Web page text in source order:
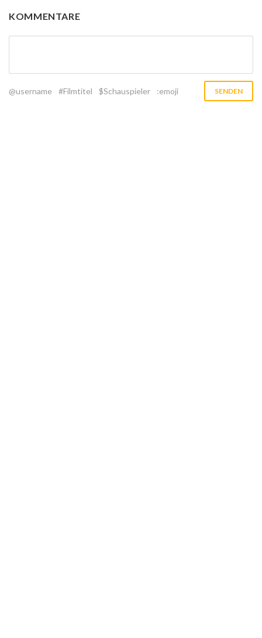
KOMMENTARE
@username #Filmtitel $Schauspieler :emoji